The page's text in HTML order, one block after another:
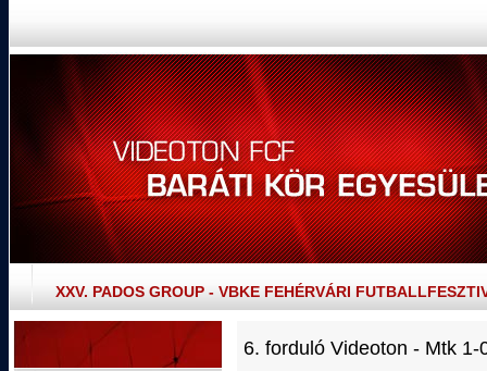
XXV. PADOS GROUP - VBKE FEHÉRVÁRI
6. forduló Videoton - Mtk 1-